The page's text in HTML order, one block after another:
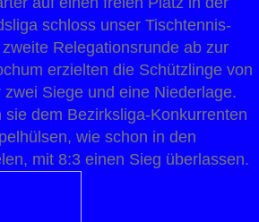
schloss unser Tischtennis-
Relegationsrunde ab zur
erzielten die Schützlinge von
Siege und eine Niederlage.
dem Bezirksliga-Konkurrenten
wie schon in den
mit 8:3 einen Sieg überlassen.